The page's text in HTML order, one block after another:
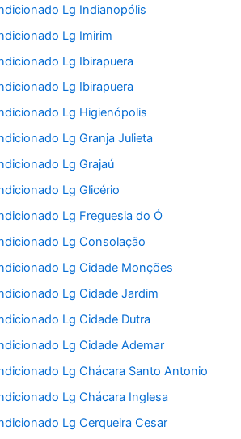
Lg Indianopólis
Lg Imirim
Lg Ibirapuera
Lg Ibirapuera
Lg Higienópolis
Lg Granja Julieta
Lg Grajaú
Lg Glicério
Lg Freguesia do Ó
Lg Consolação
Lg Cidade Monções
Lg Cidade Jardim
Lg Cidade Dutra
Lg Cidade Ademar
Lg Chácara Santo Antonio
Lg Chácara Inglesa
Lg Cerqueira Cesar